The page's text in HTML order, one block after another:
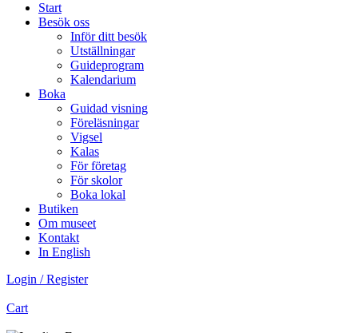
Start
Besök oss
Inför ditt besök
Utställningar
Guideprogram
Kalendarium
Boka
Guidad visning
Föreläsningar
Vigsel
Kalas
För företag
För skolor
Boka lokal
Butiken
Om museet
Kontakt
In English
Login / Register
Cart